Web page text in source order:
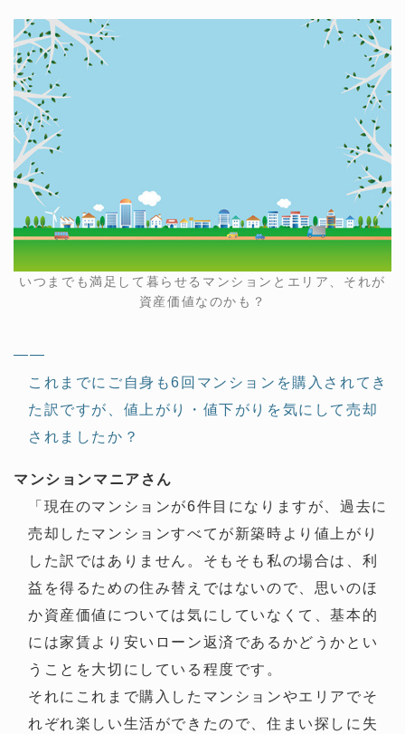
いつまでも満足して暮らせるマンションとエリア、それが
資産価値なのかも？
——
これまでにご自身も6回マンションを購入されてき
た訳ですが、値上がり・値下がりを気にして売却
されましたか？
マンションマニアさん
「現在のマンションが6件目になりますが、過去に
売却したマンションすべてが新築時より値上がり
した訳ではありません。そもそも私の場合は、利
益を得るための住み替えではないので、思いのほ
か資産価値については気にしていなくて、基本的
には家賃より安いローン返済であるかどうかとい
うことを大切にしている程度です。
それにこれまで購入したマンションやエリアでそ
れぞれ楽しい生活ができたので、住まい探しに失